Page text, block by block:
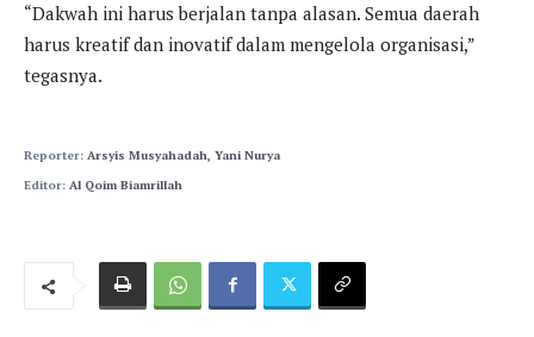
“Dakwah ini harus berjalan tanpa alasan. Semua daerah
harus kreatif dan inovatif dalam mengelola organisasi,”
tegasnya.
Reporter: Arsyis Musyahadah, Yani Nurya
Editor: Al Qoim Biamrillah